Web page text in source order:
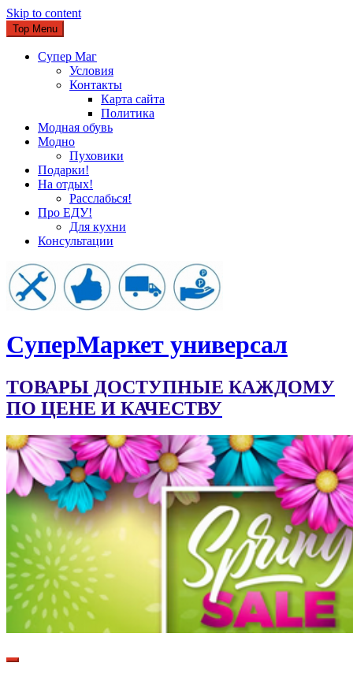
Skip to content
Top Menu
Супер Маг
Условия
Контакты
Карта сайта
Политика
Модная обувь
Модно
Пуховики
Подарки!
На отдых!
Расслабься!
Про ЕДУ!
Для кухни
Консультации
CуперМаркет универсал
ТОВАРЫ ДОСТУПНЫЕ КАЖДОМУ
ПО ЦЕНЕ И КАЧЕСТВУ